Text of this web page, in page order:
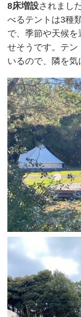
8床増設されまし
べるテントは3種
で、季節や天候
せそうです。テン
いるので、隣を気